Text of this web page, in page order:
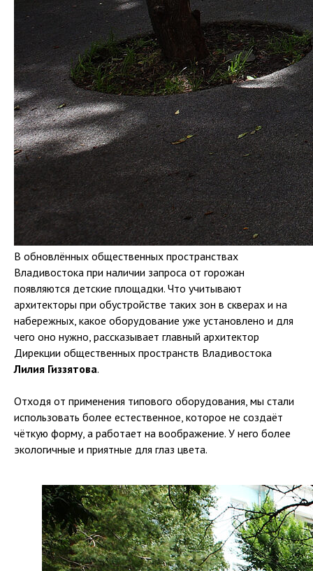
В обновлённых общественных пространствах
Владивостока при наличии запроса от горожан
появляются детские площадки. Что учитывают
архитекторы при обустройстве таких зон в скверах и на
набережных, какое оборудование уже установлено и для
чего оно нужно, рассказывает главный архитектор
Дирекции общественных пространств Владивостока
Лилия Гиззятова.
Отходя от применения типового оборудования, мы стали
использовать более естественное, которое не создаёт
чёткую форму, а работает на воображение. У него более
экологичные и приятные для глаз цвета.